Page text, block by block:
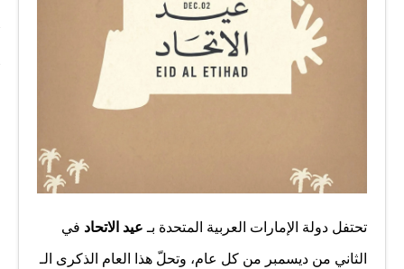
تحتفل دولة الإمارات العربية المتحدة بـ عيد الاتحاد في
الثاني من ديسمبر من كل عام، وتحلّ هذا العام الذكرى الـ